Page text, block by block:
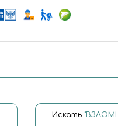
Искать